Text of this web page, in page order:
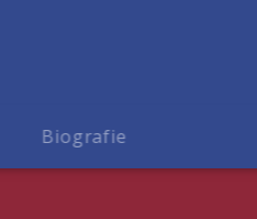
Biografie